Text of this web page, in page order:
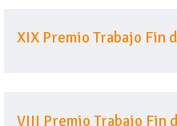
XIX Premio Trabajo Fin
VIII Premio Trabajo Fin